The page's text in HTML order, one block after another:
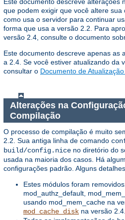
que podem exigir que você altere sua
como usa o servidor para continuar
forma que usa a versão 2.2. Para
versão 2.4, consulte o documento
Este documento descreve apenas as
a 2.4. Se você estiver atualizando da
consultar o Documento de
Alterações na
Compilação
O processo de compilação é muito
2.2. Sua antiga linha de comando
build/config.nice no diretório do
usada na maioria dos casos. Há
configurações padrão. Alguns
Estes módulos foram
mod_authz_default,
usando mod_mem_cache na
mod_cache_disk na versão 2.4.